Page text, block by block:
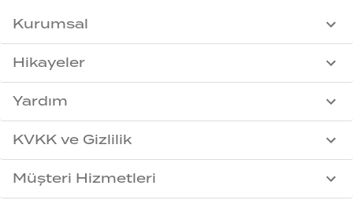
Kurumsal
Hikayeler
Yardım
KVKK ve Gizlilik
Müşteri Hizmetleri